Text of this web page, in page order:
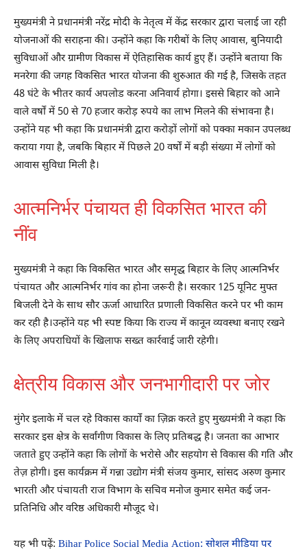
मुख्यमंत्री ने प्रधानमंत्री नरेंद्र मोदी के नेतृत्व में केंद्र सरकार द्वारा चलाई जा रही
योजनाओं की सराहना की। उन्होंने कहा कि गरीबों के लिए आवास, बुनियादी
सुविधाओं और ग्रामीण विकास में ऐतिहासिक कार्य हुए हैं। उन्होंने बताया कि
मनरेगा की जगह विकसित भारत योजना की शुरुआत की गई है, जिसके तहत
48 घंटे के भीतर कार्य अपलोड करना अनिवार्य होगा। इससे बिहार को आने
वाले वर्षों में 50 से 70 हजार करोड़ रुपये का लाभ मिलने की संभावना है।
उन्होंने यह भी कहा कि प्रधानमंत्री द्वारा करोड़ों लोगों को पक्का मकान उपलब्ध
कराया गया है, जबकि बिहार में पिछले 20 वर्षों में बड़ी संख्या में लोगों को
आवास सुविधा मिली है।
आत्मनिर्भर पंचायत ही विकसित भारत की
नींव
मुख्यमंत्री ने कहा कि विकसित भारत और समृद्ध बिहार के लिए आत्मनिर्भर
पंचायत और आत्मनिर्भर गांव का होना जरूरी है। सरकार 125 यूनिट मुफ्त
बिजली देने के साथ सौर ऊर्जा आधारित प्रणाली विकसित करने पर भी काम
कर रही है।उन्होंने यह भी स्पष्ट किया कि राज्य में कानून व्यवस्था बनाए रखने
के लिए अपराधियों के खिलाफ सख्त कार्रवाई जारी रहेगी।
क्षेत्रीय विकास और जनभागीदारी पर जोर
मुंगेर इलाके में चल रहे विकास कार्यों का ज़िक्र करते हुए मुख्यमंत्री ने कहा कि
सरकार इस क्षेत्र के सर्वांगीण विकास के लिए प्रतिबद्ध है। जनता का आभार
जताते हुए उन्होंने कहा कि लोगों के भरोसे और सहयोग से विकास की गति और
तेज़ होगी। इस कार्यक्रम में गन्ना उद्योग मंत्री संजय कुमार, सांसद अरुण कुमार
भारती और पंचायती राज विभाग के सचिव मनोज कुमार समेत कई जन-
प्रतिनिधि और वरिष्ठ अधिकारी मौजूद थे।
यह भी पढ़ें: Bihar Police Social Media Action: सोशल मीडिया पर